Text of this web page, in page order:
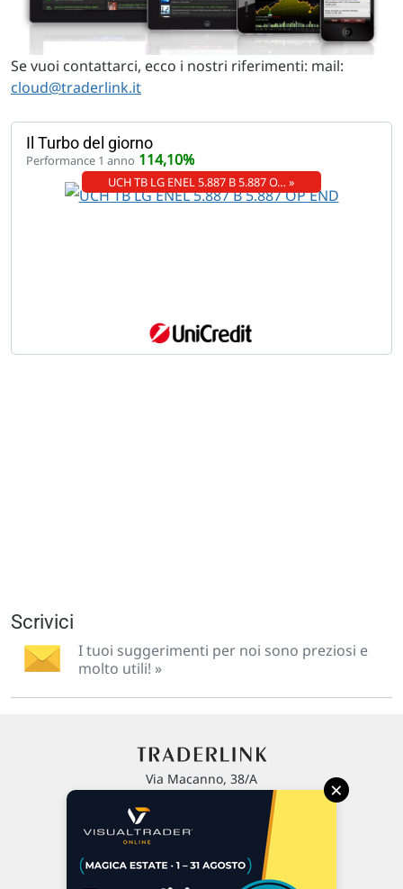
Se vuoi contattarci, ecco i nostri riferimenti: mail:
cloud@traderlink.it
Il Turbo del giorno
Performance 1 anno 114,10%
UCH TB LG ENEL 5.887 B 5.887 O… »
Scrivici
I tuoi suggerimenti per noi sono preziosi e
molto utili! »
Via Macanno, 38/A
P.IVA 02 452 460 401
Chi siamo
×